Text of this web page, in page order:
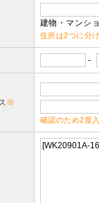
建物・マンシ
住所は2つに分
-
※
確認のため2度